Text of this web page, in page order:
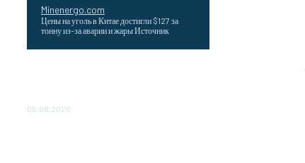
Minenergo.com
Цены на уголь в Китае достигли $127 за
тонну из-за аварии и жары Источник
05.08.2026